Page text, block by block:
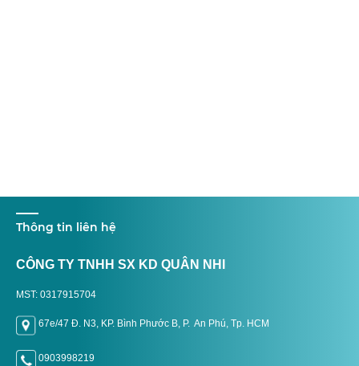
Thông tin liên hệ
CÔNG TY TNHH SX KD QUÂN NHI
MST: 0317915704
67e/47 Đ. N3, KP. Bình Phước B, P. An Phú, Tp. HCM
0903998219